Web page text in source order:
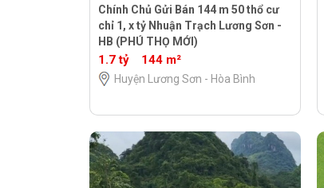
Chính Chủ Gửi Bán 144 m 50 thổ cư
chỉ 1, x tỷ Nhuận Trạch Lương Sơn -
HB (PHÚ THỌ MỚI)
1.7 tỷ 144 m²
Huyện Lương Sơn - Hòa Bình